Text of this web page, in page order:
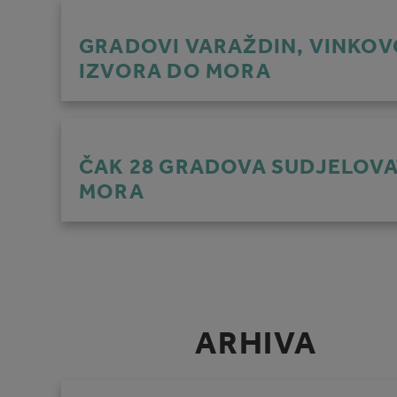
GRADOVI VARAŽDIN,
IZVORA DO MORA
ČAK 28 GRADOVA
MORA
ARHIVA